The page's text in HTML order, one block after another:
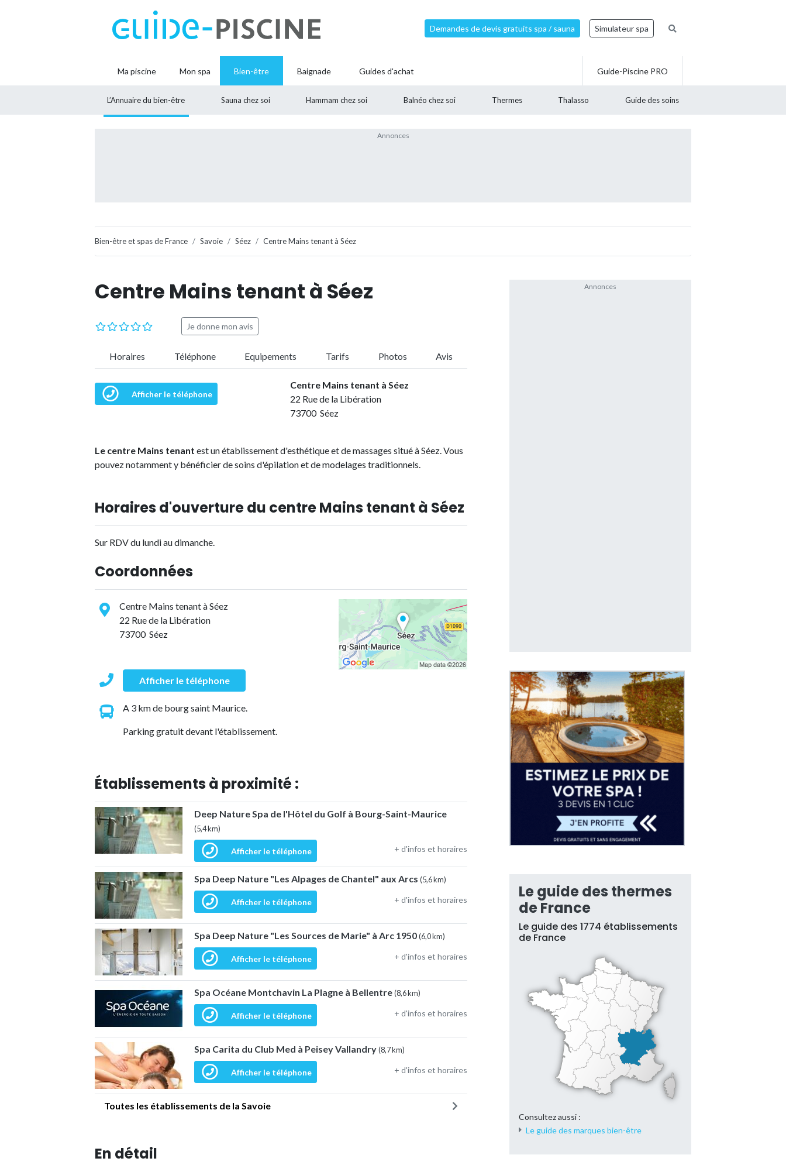
Demandes de devis gratuits spa / sauna Simulateur spa
Ma piscine Mon spa Bien-être
L’Annuaire du bien-être Sauna chez soi Hammam chez soi Balnéo chez soi Thermes Thalasso Guide des soins
Baignade Guides d'achat Guide-Piscine PRO
Bien-être et spas de France Savoie Séez Centre Mains tenant à Séez
Centre Mains tenant à Séez
Je donne mon avis
Horaires Téléphone Equipements Tarifs Photos Avis
Afficher le téléphone
Centre Mains tenant à Séez
22 Rue de la Libération
73700 Séez
Le centre Mains tenant est un établissement d'esthétique et de massages situé à Séez. Vous
pouvez notamment y bénéficier de soins d'épilation et de modelages traditionnels.
Horaires d'ouverture du centre Mains tenant à Séez
Sur RDV du lundi au dimanche.
Coordonnées
Centre Mains tenant à Séez
22 Rue de la Libération
73700 Séez
Afficher le téléphone
A 3 km de bourg saint Maurice.
Parking gratuit devant l'établissement.
Établissements à proximité :
Deep Nature Spa de l'Hôtel du Golf à Bourg-Saint-Maurice
(5,4 km)
Afficher le téléphone + d'infos et horaires
Spa Deep Nature "Les Alpages de Chantel" aux Arcs (5,6 km)
Afficher le téléphone + d'infos et horaires
Spa Deep Nature "Les Sources de Marie" à Arc 1950(6,0 km)
Afficher le téléphone + d'infos et horaires
Spa Océane Montchavin La Plagne à Bellentre(8,6 km)
Afficher le téléphone + d'infos et horaires
Spa Carita du Club Med à Peisey Vallandry(8,7 km)
Afficher le téléphone + d'infos et horaires
Toutes les établissements de la Savoie
En détail
Le guide des thermes
de France
Le guide des 1774 établissements
de France
Consultez aussi :
Le guide des marques bien-être